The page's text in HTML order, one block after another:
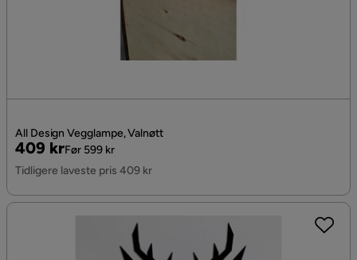
All Design Vegglampe, Valnøtt
Pris
409 kr
Original
Pris
Før 599 kr
Tidligere laveste pris 409 kr